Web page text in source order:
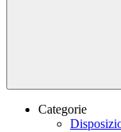
Categorie